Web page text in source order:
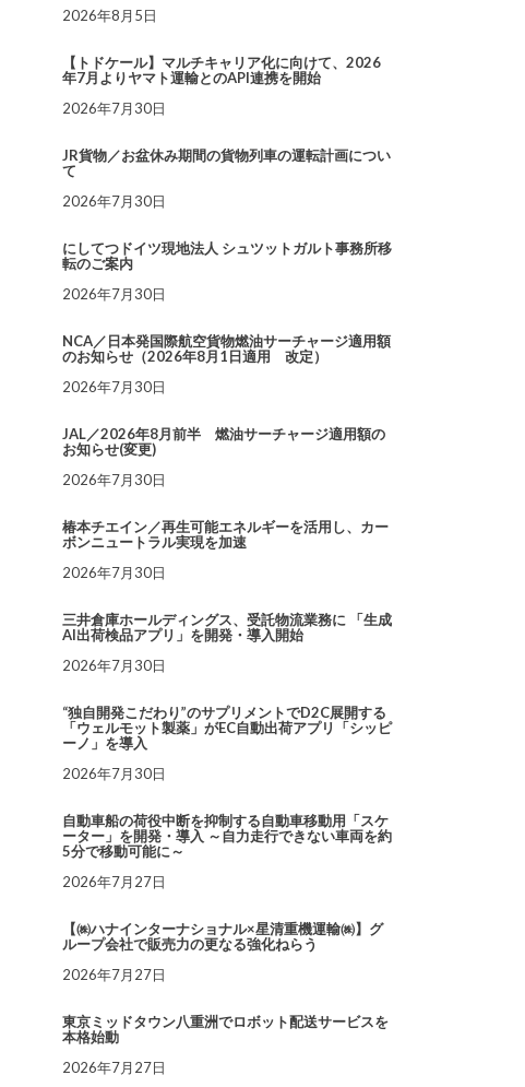
2026年8月5日
【トドケール】マルチキャリア化に向けて、2026
年7月よりヤマト運輸とのAPI連携を開始
2026年7月30日
JR貨物／お盆休み期間の貨物列車の運転計画につい
て
2026年7月30日
にしてつドイツ現地法人 シュツットガルト事務所移
転のご案内
2026年7月30日
NCA／日本発国際航空貨物燃油サーチャージ適用額
のお知らせ（2026年8月1日適用 改定）
2026年7月30日
JAL／2026年8月前半 燃油サーチャージ適用額の
お知らせ(変更)
2026年7月30日
椿本チエイン／再生可能エネルギーを活用し、カー
ボンニュートラル実現を加速
2026年7月30日
三井倉庫ホールディングス、受託物流業務に 「生成
AI出荷検品アプリ」を開発・導入開始
2026年7月30日
“独自開発こだわり”のサプリメントでD2C展開する
「ウェルモット製薬」がEC自動出荷アプリ「シッピ
ーノ」を導入
2026年7月30日
自動車船の荷役中断を抑制する自動車移動用「スケ
ーター」を開発・導入 ～自力走行できない車両を約
5分で移動可能に～
2026年7月27日
【㈱ハナインターナショナル×星清重機運輸㈱】グ
ループ会社で販売力の更なる強化ねらう
2026年7月27日
東京ミッドタウン八重洲でロボット配送サービスを
本格始動
2026年7月27日